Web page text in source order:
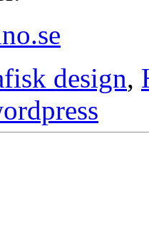
design,